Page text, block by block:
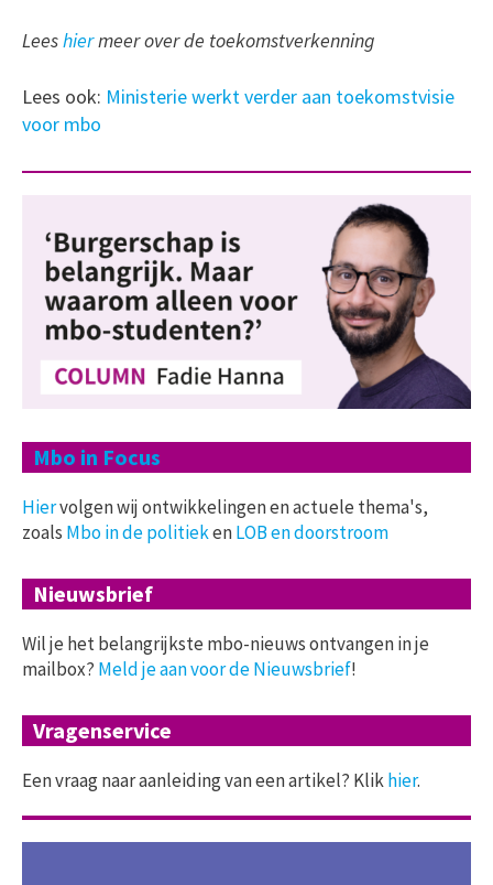
Leeshiermeer over de toekomstverkenning
Lees ook: Ministerie werkt verder aan toekomstvisie
voor mbo
Mbo in Focus
Hiervolgen wij ontwikkelingen en actuele thema's,
zoals Mbo in de politiekenLOB en doorstroom
Nieuwsbrief
Wil je het belangrijkste mbo-nieuws ontvangen in je
mailbox? Meld je aan voor de Nieuwsbrief!
Vragenservice
Een vraag naar aanleiding van een artikel? Klikhier.